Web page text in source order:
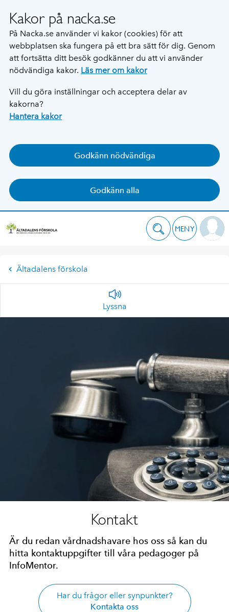
Kakor på nacka.se
På Nacka.se använder vi kakor (cookies) för att
webbplatsen ska fungera på ett bra sätt för dig. Genom
att fortsätta ditt besök godkänner du att vi använder
nödvändiga kakor. Läs mer om kakor
Vill du göra inställningar och acceptera delar av
kakorna?
Hantera kakor
Godkänn nödvändiga
Godkänn alla
MENY
Ältadalens förskola
Lyssna
Kontakt
Är du redan vårdnadshavare hos oss så kan du
hitta kontaktuppgifter till våra pedagoger på
InfoMentor.
Har du frågor eller synpunkter?
Kontakta oss